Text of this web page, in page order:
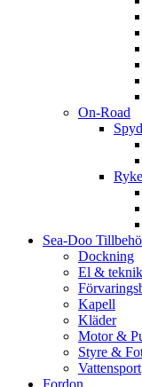
On-Road
Sea-Doo
Dockning
El & teknik
Kapell
Kläder
Motor &
Styre &
Vattensport
Fordon